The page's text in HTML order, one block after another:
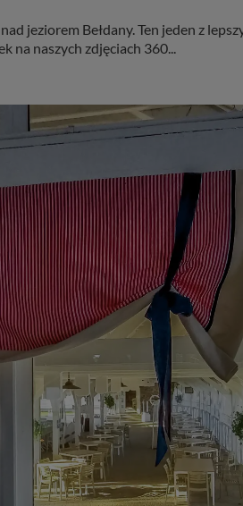
jeziorem Bełdany. Ten jeden z
na naszych zdjęciach 360...